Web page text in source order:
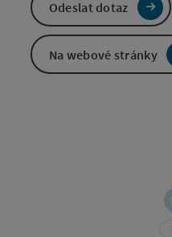
Odeslat dotaz
Na webové stránky